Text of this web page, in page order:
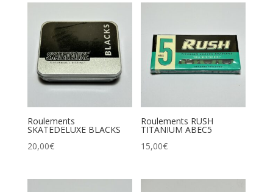
Roulements
SKATEDELUXE BLACKS
20,00€
Roulements RUSH
TITANIUM ABEC5
15,00€